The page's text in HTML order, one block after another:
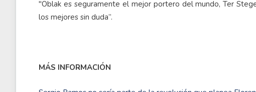
"Oblak es seguramente el mejor portero del mundo, Ter
los mejores sin duda”.
MÁS INFORMACIÓN